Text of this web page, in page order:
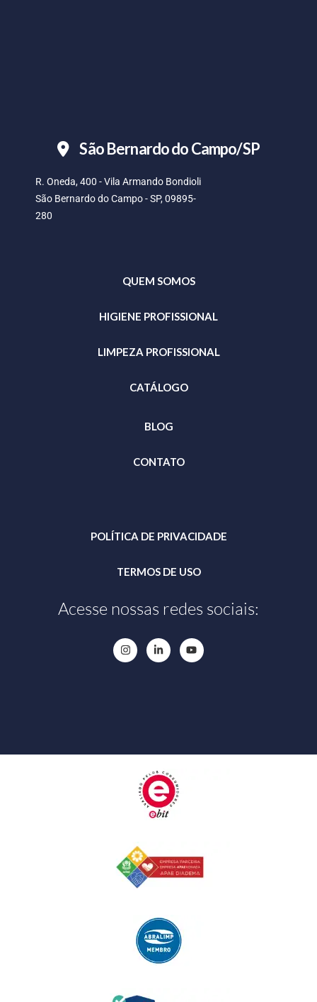
São Bernardo do Campo/SP
R. Oneda, 400 - Vila Armando Bondioli
São Bernardo do Campo - SP, 09895-
280
QUEM SOMOS
HIGIENE PROFISSIONAL
LIMPEZA PROFISSIONAL
CATÁLOGO
BLOG
CONTATO
POLÍTICA DE PRIVACIDADE
TERMOS DE USO
Acesse nossas redes sociais: